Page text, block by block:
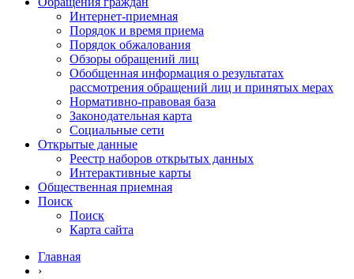
Интернет-приемная
Порядок и время приема
Порядок обжалования
Обзоры обращений лиц
Обобщенная информация о результатах
рассмотрения обращений лиц и принятых мерах
Нормативно-правовая база
Законодательная карта
Социальные сети
Открытые данные
Реестр наборов открытых данных
Интерактивные карты
Общественная приемная
Поиск
Поиск
Карта сайта
Главная
›